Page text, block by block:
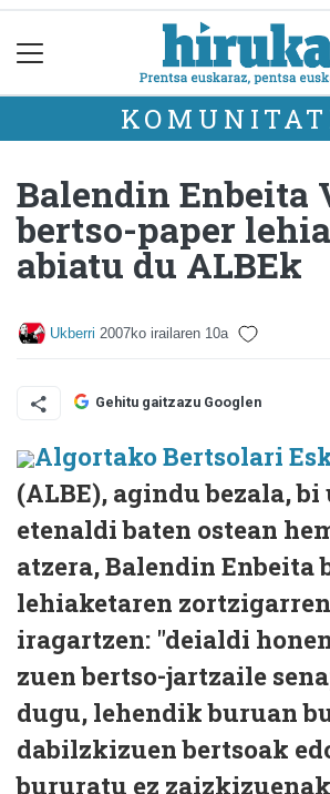
Balendin Enbeita
bertso-paper
abiatu du ALBEk
Ukberri 2007ko irailaren 10a
Gehitu gaitzazu Googlen
Algortako Bertsolari
(ALBE), agindu bezala,
etenaldi baten ostean
atzera, Balendin Enbeita
lehiaketaren
iragartzen: "deialdi
zuen bertso-jartzaile
dugu, lehendik buruan
dabilzkizuen bertsoak
bururatu ez